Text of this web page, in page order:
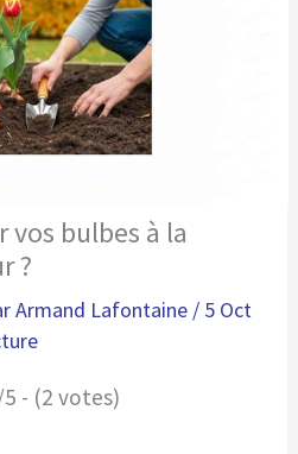
bulbes à la
?
Armand Lafontaine / 5 Oct
- (2 votes)